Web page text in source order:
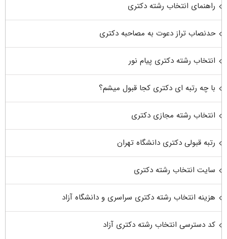
راهنمای انتخاب رشته دکتری
حدنصاب تراز دعوت به مصاحبه دکتری
انتخاب رشته دکتری پیام نور
با چه رتبه ای دکتری کجا قبول میشم؟
انتخاب رشته مجازی دکتری
رتبه قبولی دکتری دانشگاه تهران
سایت انتخاب رشته دکتری
هزینه انتخاب رشته دکتری سراسری و دانشگاه آزاد
کد دسترسی انتخاب رشته دکتری آزاد